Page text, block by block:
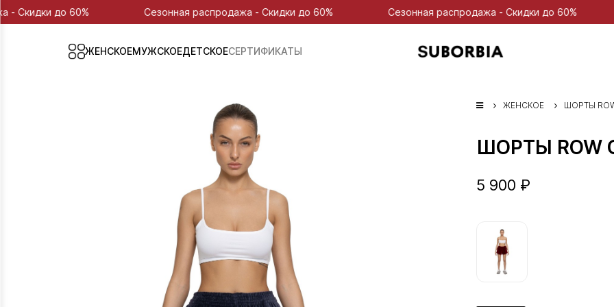
60% Сезонная распродажа - Скидки до 60% Сезонная распродажа - Скидки до 60%
ЖЕНСКОЕМУЖСКОЕДЕТСКОЕСЕРТИФИКАТЫ
ЖЕНСКОЕ ШОРТЫ
ШОРТЫ ROW
5 900 ₽